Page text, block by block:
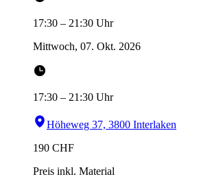
17:30 – 21:30 Uhr
Mittwoch, 07. Okt. 2026
17:30 – 21:30 Uhr
Höheweg 37, 3800 Interlaken
190 CHF
Preis inkl. Material